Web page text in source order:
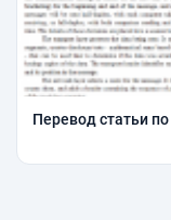
Перевод статьи